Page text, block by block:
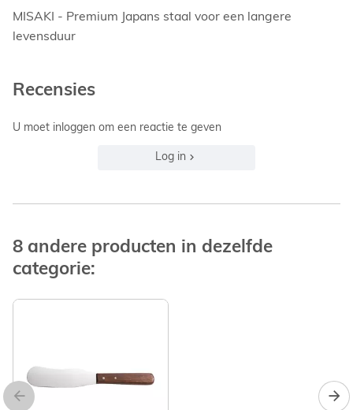
MISAKI - Premium Japans staal voor een langere
levensduur
Recensies
U moet inloggen om een reactie te geven
Log in
8 andere producten in dezelfde
categorie: